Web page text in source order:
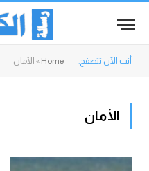
أنت الآن تتصفح: Home
» الأمان
الأمان